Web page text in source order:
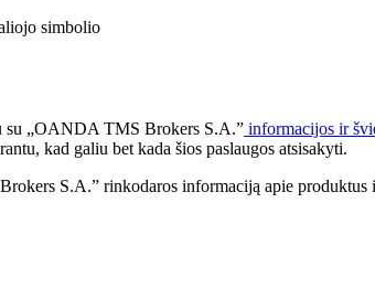
simbolio
su „OANDA TMS Brokers S.A.” informacijos ir
kad galiu bet kada šios paslaugos atsisakyti.
S.A.” rinkodaros informaciją apie produktus